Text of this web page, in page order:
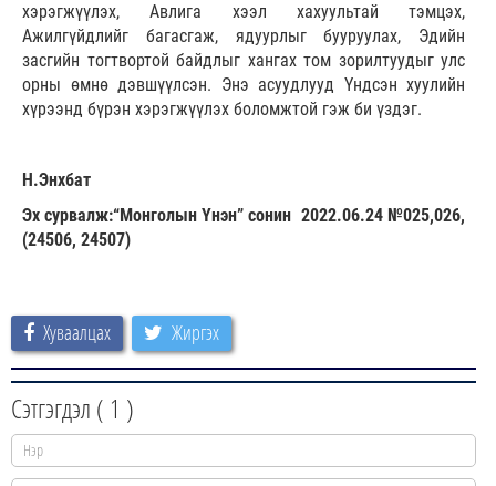
хэрэгжүүлэх, Авлига хээл хахуультай тэмцэх,
Ажилгүйдлийг багасгаж, ядуурлыг бууруулах, Эдийн
засгийн тогтвортой байдлыг хангах том зорилтуудыг улс
орны өмнө дэвшүүлсэн. Энэ асуудлууд Үндсэн хуулийн
хүрээнд бүрэн хэрэгжүүлэх боломжтой гэж би үздэг.
Н.Энхбат
Эх сурвалж:“Монголын Үнэн” сонин 2022.06.24 №025,026,
(24506, 24507)
Хуваалцах Жиргэх
Сэтгэгдэл ( 1 )